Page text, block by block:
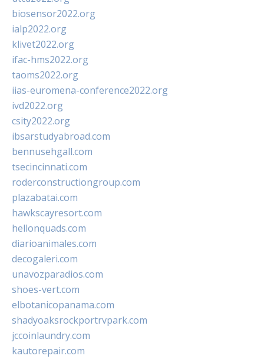
biosensor2022.org
ialp2022.org
klivet2022.org
ifac-hms2022.org
taoms2022.org
iias-euromena-conference2022.org
ivd2022.org
csity2022.org
ibsarstudyabroad.com
bennusehgall.com
tsecincinnati.com
roderconstructiongroup.com
plazabatai.com
hawkscayresort.com
hellonquads.com
diarioanimales.com
decogaleri.com
unavozparadios.com
shoes-vert.com
elbotanicopanama.com
shadyoaksrockportrvpark.com
jccoinlaundry.com
kautorepair.com